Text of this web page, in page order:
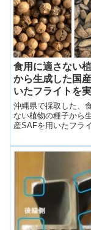
食用に適さない
から生成した国
いたフライトを
～沖縄県内路線で
国産SAFをフライ
～
沖縄県で採取した、
ない植物の種子から
産SAFを用いたフラ
那覇発宮古島行き）
す～沖縄...